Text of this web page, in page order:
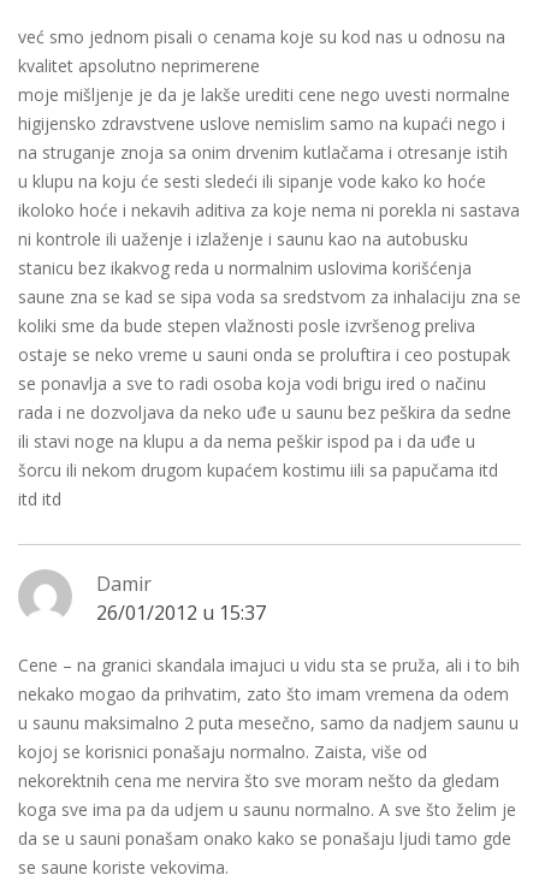
već smo jednom pisali o cenama koje su kod nas u odnosu na
kvalitet apsolutno neprimerene
moje mišljenje je da je lakše urediti cene nego uvesti normalne
higijensko zdravstvene uslove nemislim samo na kupaći nego i
na struganje znoja sa onim drvenim kutlačama i otresanje istih
u klupu na koju će sesti sledeći ili sipanje vode kako ko hoće
ikoloko hoće i nekavih aditiva za koje nema ni porekla ni sastava
ni kontrole ili uaženje i izlaženje i saunu kao na autobusku
stanicu bez ikakvog reda u normalnim uslovima korišćenja
saune zna se kad se sipa voda sa sredstvom za inhalaciju zna se
koliki sme da bude stepen vlažnosti posle izvršenog preliva
ostaje se neko vreme u sauni onda se proluftira i ceo postupak
se ponavlja a sve to radi osoba koja vodi brigu ired o načinu
rada i ne dozvoljava da neko uđe u saunu bez peškira da sedne
ili stavi noge na klupu a da nema peškir ispod pa i da uđe u
šorcu ili nekom drugom kupaćem kostimu iili sa papučama itd
itd itd
Damir
26/01/2012 u 15:37
Cene – na granici skandala imajuci u vidu sta se pruža, ali i to bih
nekako mogao da prihvatim, zato što imam vremena da odem
u saunu maksimalno 2 puta mesečno, samo da nadjem saunu u
kojoj se korisnici ponašaju normalno. Zaista, više od
nekorektnih cena me nervira što sve moram nešto da gledam
koga sve ima pa da udjem u saunu normalno. A sve što želim je
da se u sauni ponašam onako kako se ponašaju ljudi tamo gde
se saune koriste vekovima.